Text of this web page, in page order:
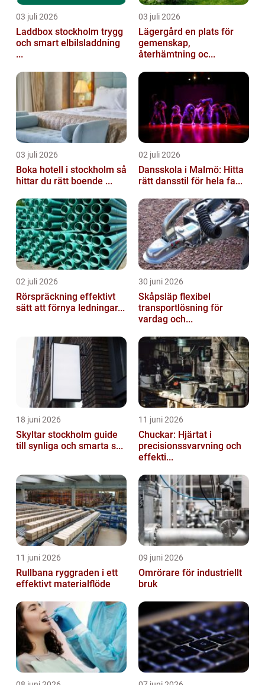
03 juli 2026
Laddbox stockholm trygg
och smart elbilsladdning
...
03 juli 2026
Lägergård en plats för
gemenskap,
återhämtning oc...
03 juli 2026
Boka hotell i stockholm så
hittar du rätt boende ...
02 juli 2026
Dansskola i Malmö: Hitta
rätt dansstil för hela fa...
02 juli 2026
Rörspräckning effektivt
sätt att förnya ledningar...
30 juni 2026
Skåpsläp flexibel
transportlösning för
vardag och...
18 juni 2026
Skyltar stockholm guide
till synliga och smarta s...
11 juni 2026
Chuckar: Hjärtat i
precisionssvarvning och
effekti...
11 juni 2026
Rullbana ryggraden i ett
effektivt materialflöde
09 juni 2026
Omrörare för industriellt
bruk